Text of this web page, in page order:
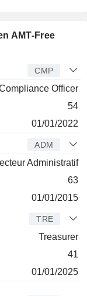
AMT-Free
CMP
Officer
54
01/01/2022
ADM
Administratif
63
01/01/2015
TRE
Treasurer
41
01/01/2025